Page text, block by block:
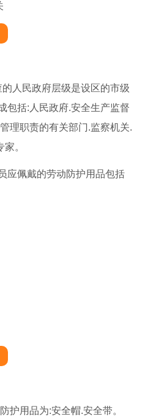
人民政府层级是设区的市级
包括:人民政府.安全生产监督
理职责的有关部门.监察机关.
。
应佩戴的劳动防护用品包括
护用品为:安全帽.安全带。